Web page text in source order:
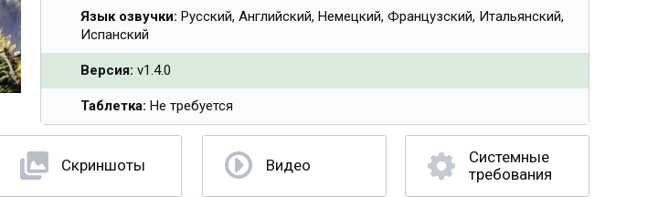
Язык озвучки: Русский, Английский, Немецкий, Французский, Итальянский,
Испанский
Версия: v1.4.0
Таблетка: Не требуется
Скриншоты Видео
Системные
требования